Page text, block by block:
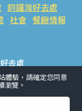
銅鑼灣好去處
社會 餐廳情報
去處
旺角好去處 社會
體驗，請確定您同意
瀏覽。